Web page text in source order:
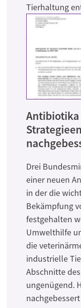
Tierhaltung
Drei
einer neuen
in der die
Bekämpfung
festgehalten
Umwelthilfe
die
industrielle
Abschnitte
ungenügend.